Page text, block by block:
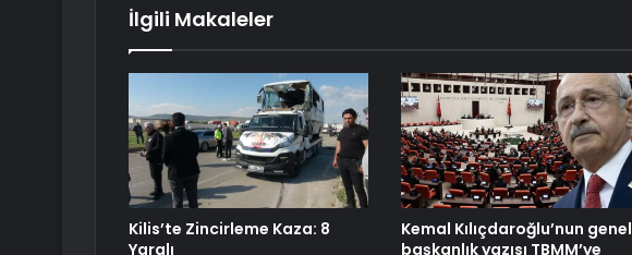
İlgili Makaleler
Kilis’te Zincirleme Kaza: 8
Yaralı
Kemal Kılıçdaroğlu’nun genel
başkanlık yazısı TBMM’ye